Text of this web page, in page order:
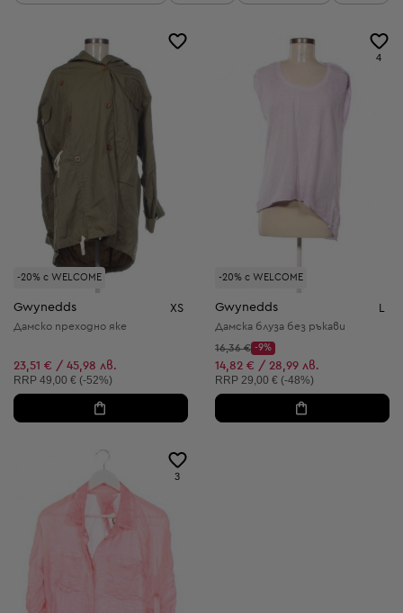
-20% с WELCOME
Gwynedds XS
Дамско преходно яке
23,51 € / 45,98 лв.
Препоръчителна цена:
RRP 49,00 € (-52%)
-20% с WELCOME
4
Gwynedds
Дамска блуза без ръкави
Начална цена:
16,36 €
Discount Price:
-9%
Намалена цена:
14,82 € / 28,99 лв.
Препоръчителна цена:
RRP 29,00 € (-48%)
3